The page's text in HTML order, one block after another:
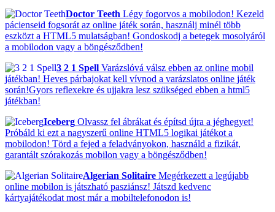
Doctor Teeth Légy fogorvos a mobilodon! Kezeld
pácienseid fogsorát az online játék során, használj minél több
eszközt a HTML5 mulatságban! Gondoskodj a betegek mosolyáról
a mobilodon vagy a böngésződben!
3 2 1 Spell Varázslóvá válsz ebben az online mobil
játékban! Heves párbajokat kell vívnod a varázslatos online játék
során!Gyors reflexekre és ujjakra lesz szükséged ebben a html5
játékban!
Iceberg Olvassz fel ábrákat és építsd újra a jéghegyet!
Próbáld ki ezt a nagyszerű online HTML5 logikai játékot a
mobilodon! Törd a fejed a feladványokon, használd a fizikát,
garantált szórakozás mobilon vagy a böngésződben!
Algerian Solitaire Megérkezett a legújabb
online mobilon is játszható pasziánsz! Játszd kedvenc
kártyajátékodat most már a mobiltelefonodon is!